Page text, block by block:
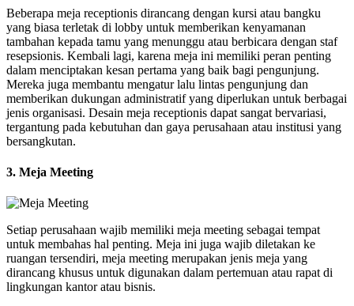
Beberapa meja receptionis dirancang dengan kursi atau bangku
yang biasa terletak di lobby untuk memberikan kenyamanan
tambahan kepada tamu yang menunggu atau berbicara dengan staf
resepsionis. Kembali lagi, karena meja ini memiliki peran penting
dalam menciptakan kesan pertama yang baik bagi pengunjung.
Mereka juga membantu mengatur lalu lintas pengunjung dan
memberikan dukungan administratif yang diperlukan untuk berbagai
jenis organisasi. Desain meja receptionis dapat sangat bervariasi,
tergantung pada kebutuhan dan gaya perusahaan atau institusi yang
bersangkutan.
3. Meja Meeting
Setiap perusahaan wajib memiliki meja meeting sebagai tempat
untuk membahas hal penting. Meja ini juga wajib diletakan ke
ruangan tersendiri, meja meeting merupakan jenis meja yang
dirancang khusus untuk digunakan dalam pertemuan atau rapat di
lingkungan kantor atau bisnis.